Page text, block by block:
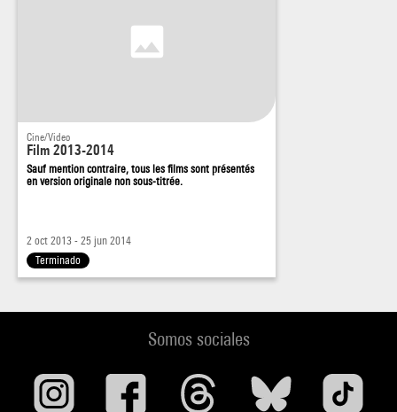
Cine/Video
Film 2013-2014
Sauf mention contraire, tous les films sont présentés
en version originale non sous-titrée.
2 oct 2013 - 25 jun 2014
Terminado
Somos sociales